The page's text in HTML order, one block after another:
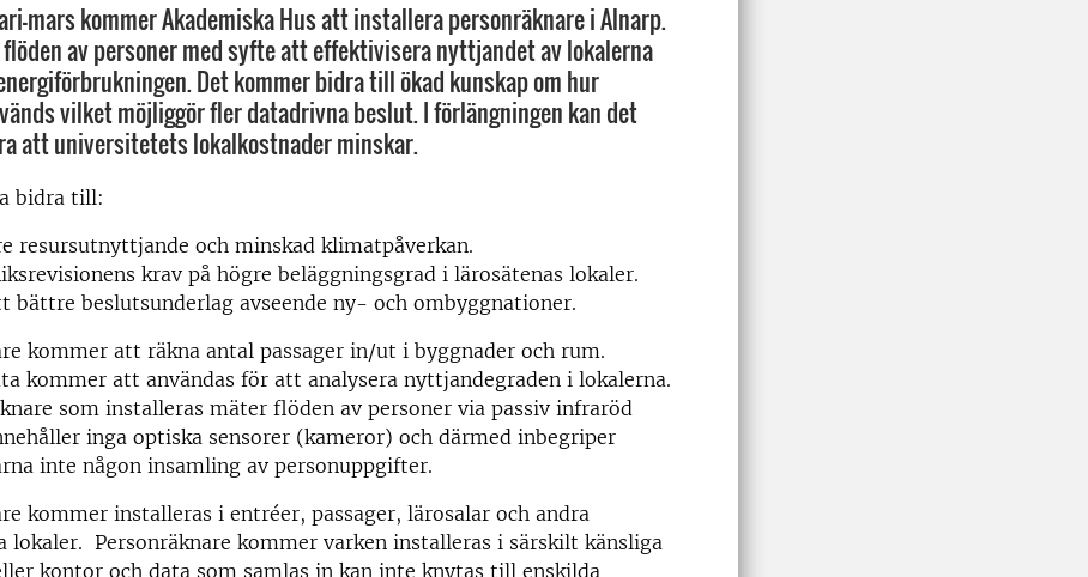
mars kommer Akademiska Hus att installera personräknare i Alnarp.
flöden av personer med syfte att effektivisera nyttjandet av lokalerna
Det kommer bidra till ökad kunskap om hur
vilket möjliggör fler datadrivna beslut. I förlängningen kan det
att universitetets lokalkostnader minskar.
bidra till:
resursutnyttjande och minskad klimatpåverkan.
krav på högre beläggningsgrad i lärosätenas lokaler.
bättre beslutsunderlag avseende ny- och ombyggnationer.
kommer att räkna antal passager in/ut i byggnader och rum.
kommer att användas för att analysera nyttjandegraden i lokalerna.
som installeras mäter flöden av personer via passiv infraröd
inga optiska sensorer (kameror) och därmed inbegriper
inte någon insamling av personuppgifter.
kommer installeras i entréer, passager, lärosalar och andra
lokaler. Personräknare kommer varken installeras i särskilt känsliga
kontor och data som samlas in kan inte knytas till enskilda